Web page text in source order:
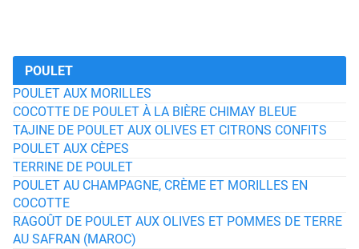
POULET
POULET AUX MORILLES
COCOTTE DE POULET À LA BIÈRE CHIMAY BLEUE
TAJINE DE POULET AUX OLIVES ET CITRONS CONFITS
POULET AUX CÈPES
TERRINE DE POULET
POULET AU CHAMPAGNE, CRÈME ET MORILLES EN
COCOTTE
RAGOÛT DE POULET AUX OLIVES ET POMMES DE TERRE
AU SAFRAN (MAROC)